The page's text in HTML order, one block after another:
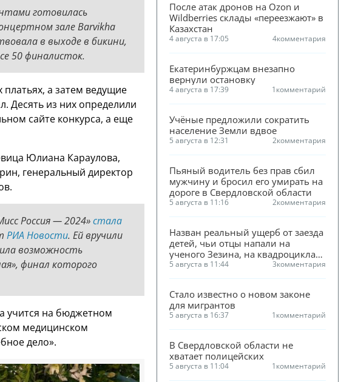
готовилась
зале Barvikha
в выходе в бикини,
50 финалисток.
а затем ведущие
Десять из них определили
сайте конкурса, а еще
Юлиана Караулова,
генеральный директор
Россия — 2024»стала
РИА Новости. Ей вручили
возможность
финал которого
учится на бюджетном
медицинском
дело».
После атак дронов на Ozon и
Wildberries склады «переезжают» в
Казахстан
4 августа в 17:05 4комментария
Екатеринбуржцам внезапно
вернули остановку
4 августа в 17:39 1комментарий
Учёные предложили сократить
население Земли вдвое
5 августа в 12:31 2комментария
Пьяный водитель без прав сбил
мужчину и бросил его умирать на
дороге в Свердловской области
5 августа в 11:16 2комментария
Назван реальный ущерб от заезда
детей, чьи отцы напали на
ученого Зезина, на квадроциклах
по полям УрО РАН
5 августа в 11:44 3комментария
Стало известно о новом законе
для мигрантов
5 августа в 16:37 1комментарий
В Свердловской области не
хватает полицейских
5 августа в 11:04 1комментарий